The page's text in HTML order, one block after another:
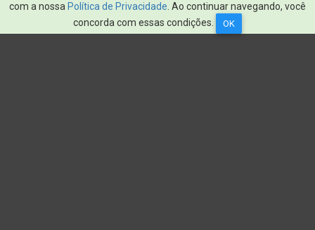
com a nossa Política de Privacidade. Ao continuar navegando, você
concorda com essas condições.
OK